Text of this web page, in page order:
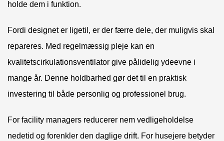
holde dem i funktion.
Fordi designet er ligetil, er der færre dele, der muligvis skal
repareres. Med regelmæssig pleje kan en
kvalitetscirkulationsventilator give pålidelig ydeevne i
mange år. Denne holdbarhed gør det til en praktisk
investering til både personlig og professionel brug.
For facility managers reducerer nem vedligeholdelse
nedetid og forenkler den daglige drift. For husejere betyder